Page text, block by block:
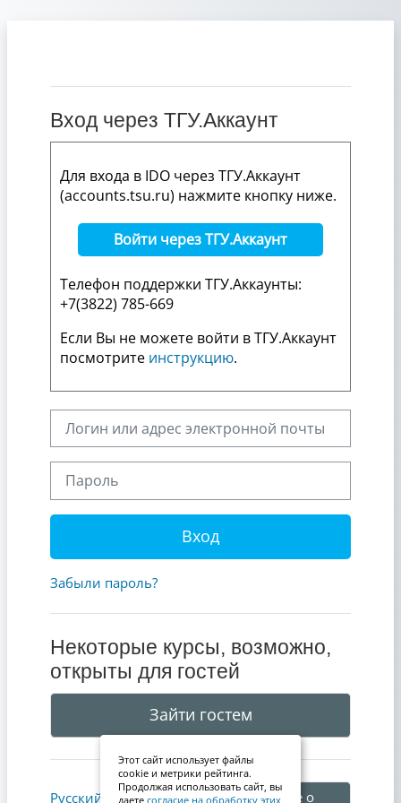
Вход через ТГУ.Аккаунт
Для входа в IDO через ТГУ.Аккаунт
(accounts.tsu.ru) нажмите кнопку ниже.
Войти через ТГУ.Аккаунт
Телефон поддержки ТГУ.Аккаунты:
+7(3822) 785-669
Если Вы не можете войти в ТГУ.Аккаунт
посмотрите инструкцию.
Вход
Забыли пароль?
Некоторые курсы, возможно,
открыты для гостей
Зайти гостем
Русский ‎(ru)‎ Уведомление о
Этот сайт использует файлы
cookie и метрики рейтинга.
Продолжая использовать сайт, вы
даете согласие на обработку этих